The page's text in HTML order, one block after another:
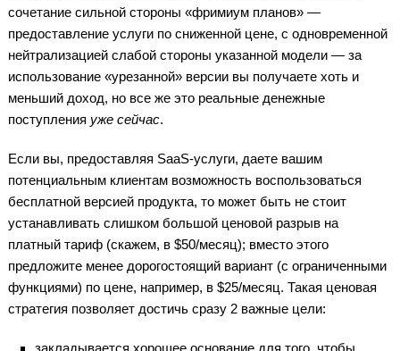
сочетание сильной стороны «фримиум планов» —
предоставление услуги по сниженной цене, с одновременной
нейтрализацией слабой стороны указанной модели — за
использование «урезанной» версии вы получаете хоть и
меньший доход, но все же это реальные денежные
поступления уже сейчас.
Если вы, предоставляя SaaS-услуги, даете вашим
потенциальным клиентам возможность воспользоваться
бесплатной версией продукта, то может быть не стоит
устанавливать слишком большой ценовой разрыв на
платный тариф (скажем, в $50/месяц); вместо этого
предложите менее дорогостоящий вариант (с ограниченными
функциями) по цене, например, в $25/месяц. Такая ценовая
стратегия позволяет достичь сразу 2 важные цели: